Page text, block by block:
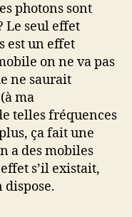
photons sont
Le seul effet
est un effet
on ne va pas
ne saurait
ma
telles fréquences
ça fait une
a des mobiles
s’il existait,
dispose.